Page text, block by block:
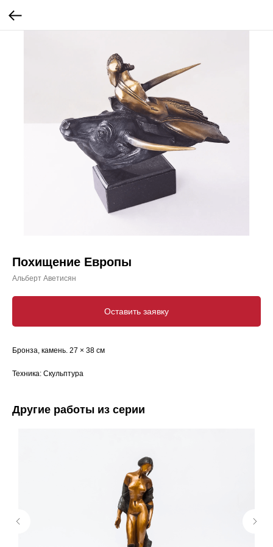
Похищение Европы
Альберт Аветисян
Оставить заявку
Бронза, камень. 27 × 38 см
Техника: Скульптура
Другие работы из серии